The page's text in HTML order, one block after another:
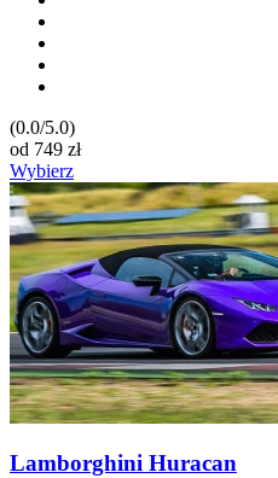
(0.0/5.0)
od 749 zł
Wybierz
Lamborghini Huracan